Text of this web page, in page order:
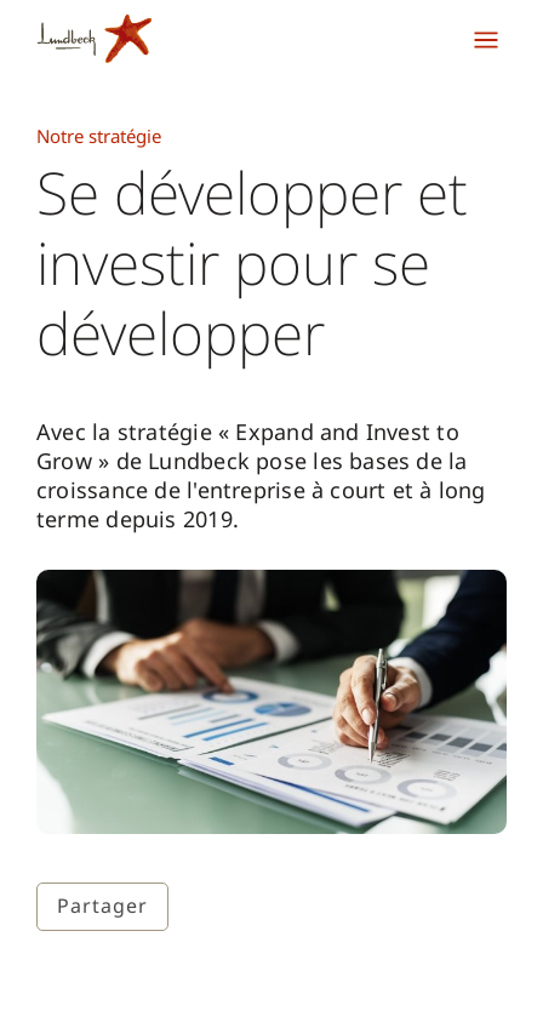
Partager
Notre stratégie
Se développer et
investir pour se
développer
Avec la stratégie « Expand and Invest to
Grow » de Lundbeck pose les bases de la
croissance de l'entreprise à court et à long
terme depuis 2019.